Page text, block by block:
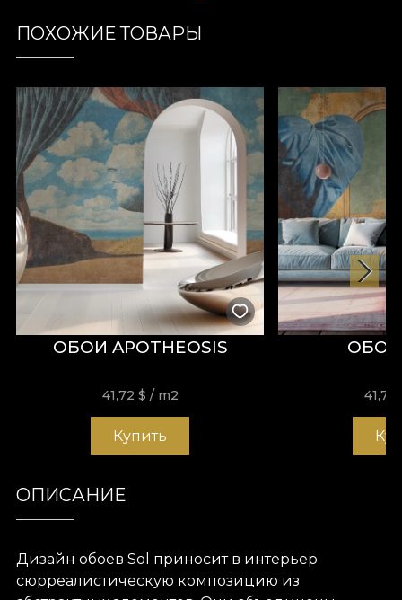
ПОХОЖИЕ ТОВАРЫ
ОБОИ APOTHEOSIS
41,72 $ / m2
Купить
ОБОИ
41,72
ОПИСАНИЕ
Дизайн обоев Sol приносит в интерьер
сюрреалистическую композицию из